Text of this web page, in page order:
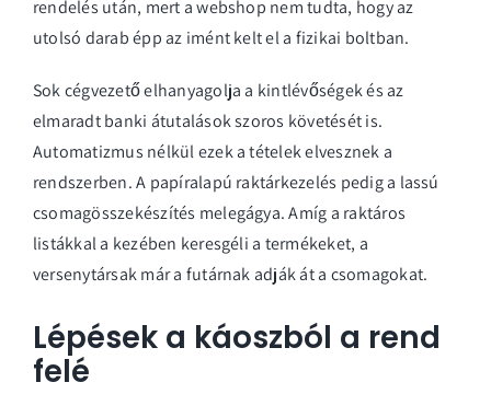
rendelés után, mert a webshop nem tudta, hogy az
utolsó darab épp az imént kelt el a fizikai boltban.
Sok cégvezető elhanyagolja a kintlévőségek és az
elmaradt banki átutalások szoros követését is.
Automatizmus nélkül ezek a tételek elvesznek a
rendszerben. A papíralapú raktárkezelés pedig a lassú
csomagösszekészítés melegágya. Amíg a raktáros
listákkal a kezében keresgéli a termékeket, a
versenytársak már a futárnak adják át a csomagokat.
Lépések a káoszból a rend
felé